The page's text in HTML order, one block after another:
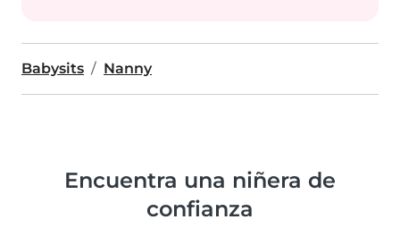
Babysits Nanny
Encuentra una niñera de
confianza